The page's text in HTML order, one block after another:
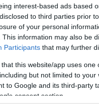
interest-based ads based
to third parties prior
of your personal
This information may also be
Participants that may further
that this website/app uses
but not limited to
to Google and its third-party
consent section.
McDrive'em;